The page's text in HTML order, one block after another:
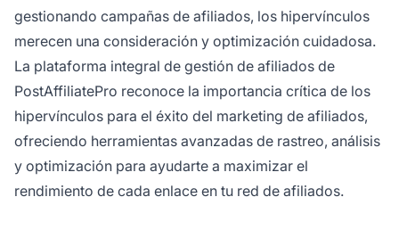
gestionando campañas de afiliados, los hipervínculos
merecen una consideración y optimización cuidadosa.
La plataforma integral de gestión de afiliados de
PostAffiliatePro reconoce la importancia crítica de los
hipervínculos para el éxito del marketing de afiliados,
ofreciendo herramientas avanzadas de rastreo, análisis
y optimización para ayudarte a maximizar el
rendimiento de cada enlace en tu red de afiliados.